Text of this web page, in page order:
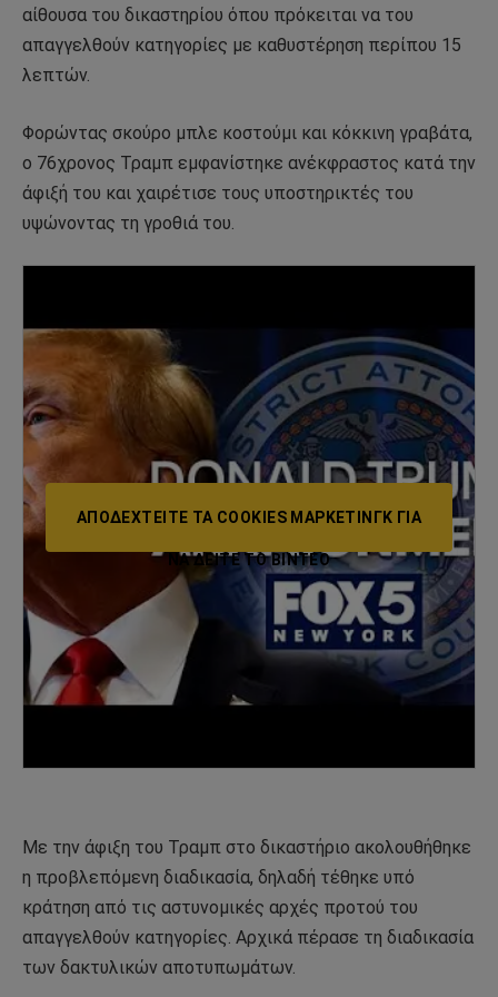
αίθουσα του δικαστηρίου όπου πρόκειται να του
απαγγελθούν κατηγορίες με καθυστέρηση περίπου 15
λεπτών.
Φορώντας σκούρο μπλε κοστούμι και κόκκινη γραβάτα,
ο 76χρονος Τραμπ εμφανίστηκε ανέκφραστος κατά την
άφιξή του και χαιρέτισε τους υποστηρικτές του
υψώνοντας τη γροθιά του.
ΑΠΟΔΕΧΤΕΊΤΕ ΤΑ COOKIES ΜΆΡΚΕΤΙΝΓΚ ΓΙΑ
ΝΑ ΔΕΊΤΕ ΤΟ ΒΙΝΤΕΟ
Με την άφιξη του Τραμπ στο δικαστήριο ακολουθήθηκε
η προβλεπόμενη διαδικασία, δηλαδή τέθηκε υπό
κράτηση από τις αστυνομικές αρχές προτού του
απαγγελθούν κατηγορίες. Αρχικά πέρασε τη διαδικασία
των δακτυλικών αποτυπωμάτων.